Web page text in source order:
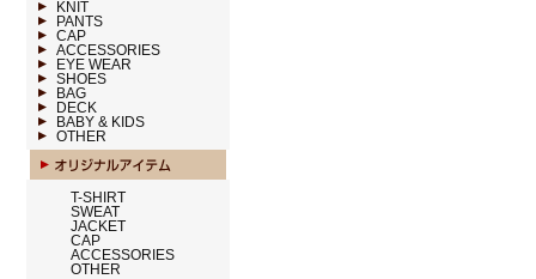
KNIT
PANTS
CAP
ACCESSORIES
EYE WEAR
SHOES
BAG
DECK
BABY & KIDS
OTHER
T-SHIRT
SWEAT
JACKET
CAP
ACCESSORIES
OTHER